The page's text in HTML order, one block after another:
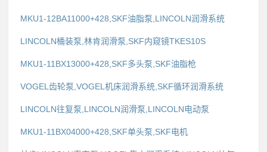
MKU1-12BA11000+428,SKF油脂泵,LINCOLN润滑系统
LINCOLN桶装泵,林肯润滑泵,SKF内窥镜TKES10S
MKU1-11BX13000+428,SKF多头泵,SKF油脂枪
VOGEL齿轮泵,VOGEL机床润滑系统,SKF循环润滑系统
LINCOLN往复泵,LINCOLN润滑泵,LINCOLN电动泵
MKU1-11BX04000+428,SKF单头泵,SKF电机